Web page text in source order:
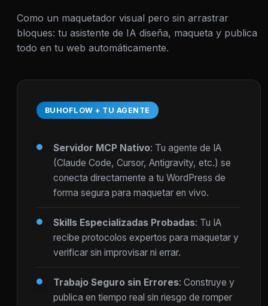
Como un maquetador visual pero sin arrastrar
bloques: tu asistente de IA diseña, maqueta y publica
todo en tu web automáticamente.
BUHOFLOW + TU AGENTE
Servidor MCP Nativo: Tu agente de IA
(Claude Code, Cursor, Antigravity, etc.) se
conecta directamente a tu WordPress de
forma segura para maquetar en vivo.
Skills Especializadas Probadas: Tu IA
recibe protocolos expertos para maquetar y
verificar sin improvisar ni errar.
Trabajo Seguro sin Errores: Construye y
publica en tiempo real sin riesgo de romper